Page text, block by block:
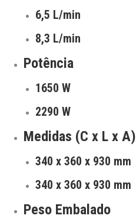
6,5 L/min
8,3 L/min
Potência
1650 W
2290 W
Medidas (C x L x A)
340 x 360 x 930 mm
340 x 360 x 930 mm
Peso Embalado